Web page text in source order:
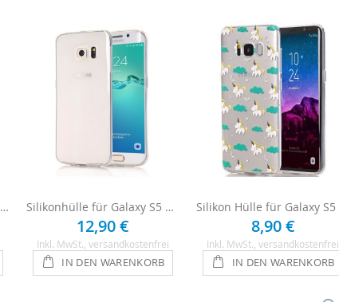
Handyfolie für Galaxy S5 Mini - Carbon Silikonhülle für Galaxy S5 Mini - Transparent
12,90 €
Inkl. MwSt. , versandkostenfrei
IN DEN WARENKORB
8,90 €
Inkl. MwSt. , versandkostenfrei
IN DEN WARENKORB